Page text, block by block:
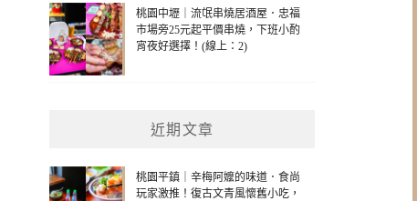
桃園中壢｜流氓串燒居酒屋．忠福
市場旁25元起平價串燒，下班小酌
宵夜好選擇！(線上：2)
近期文章
桃園平鎮｜辛梅阿嬤的味道．食尚
玩家激推！復古文青風懷舊小吃，